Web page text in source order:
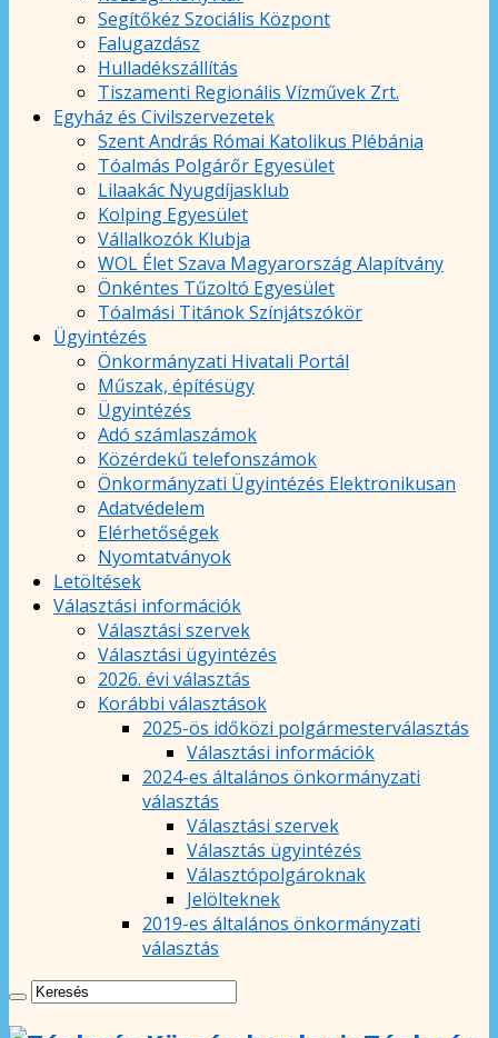
Segítőkéz Szociális Központ
Falugazdász
Hulladékszállítás
Tiszamenti Regionális Vízművek Zrt.
Egyház és Civilszervezetek
Szent András Római Katolikus Plébánia
Tóalmás Polgárőr Egyesület
Lilaakác Nyugdíjasklub
Kolping Egyesület
Vállalkozók Klubja
WOL Élet Szava Magyarország Alapítvány
Önkéntes Tűzoltó Egyesület
Tóalmási Titánok Színjátszókör
Ügyintézés
Önkormányzati Hivatali Portál
Műszak, építésügy
Ügyintézés
Adó számlaszámok
Közérdekű telefonszámok
Önkormányzati Ügyintézés Elektronikusan
Adatvédelem
Elérhetőségek
Nyomtatványok
Letöltések
Választási információk
Választási szervek
Választási ügyintézés
2026. évi választás
Korábbi választások
2025-ös időközi polgármesterválasztás
Választási információk
2024-es általános önkormányzati
választás
Választási szervek
Választás ügyintézés
Választópolgároknak
Jelölteknek
2019-es általános önkormányzati
választás